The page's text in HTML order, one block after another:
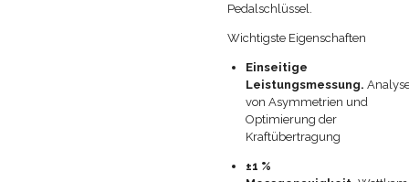
Pedalschlüssel.
Wichtigste Eigenschaften
Einseitige
Leistungsmessung.
von Asymmetrien und
Optimierung der
Kraftübertragung
±1 %